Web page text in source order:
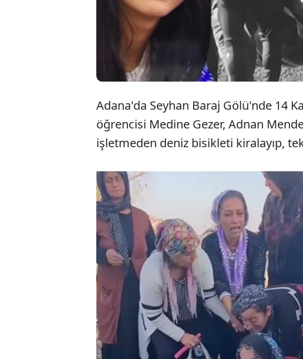
Adana'da Seyhan Baraj Gölü'nde 14
öğrencisi Medine Gezer, Adnan
işletmeden deniz bisikleti kiralayıp, tek